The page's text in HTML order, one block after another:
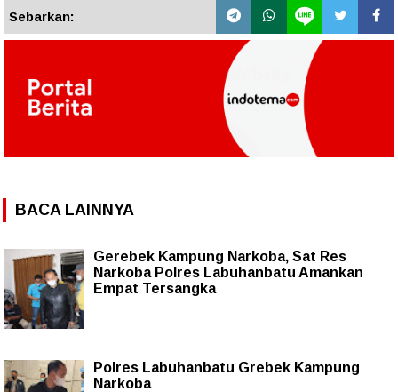
Sebarkan:
BACA LAINNYA
Gerebek Kampung Narkoba, Sat Res
Narkoba Polres Labuhanbatu Amankan
Empat Tersangka
Polres Labuhanbatu Grebek Kampung
Narkoba